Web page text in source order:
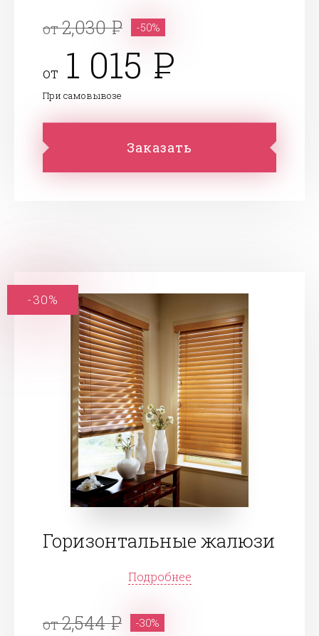
от2,030 -50%
от 1 015
При самовывозе
Заказать
Горизонтальные жалюзи
Подробнее
от2,544 -30%
-30%